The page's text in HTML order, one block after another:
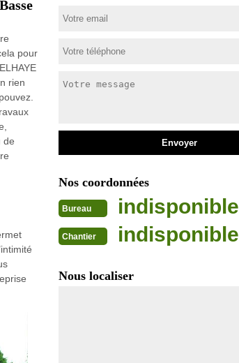
pour
rien
de
Nos coordonnées
Bureau indisponible
Chantier indisponible
Nous localiser